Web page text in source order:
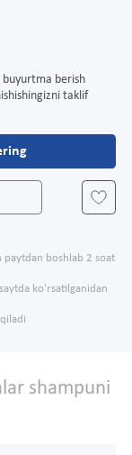
buyurtma berish
taklif
paytdan boshlab 2 soat
ko'rsatilganidan
shampuni